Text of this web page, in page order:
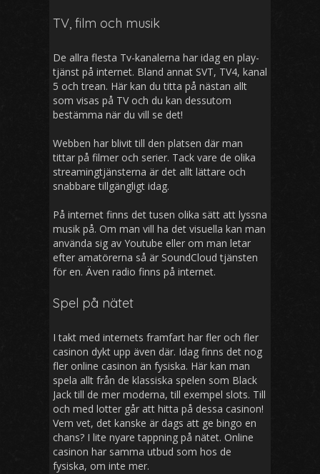
TV, film och musik
De allra flesta Tv-kanalerna har idag en play-
tjänst på internet. Bland annat SVT, TV4, kanal
5 och trean. Här kan du titta på nästan allt
som visas på TV och du kan dessutom
bestämma när du vill se det!
Webben har blivit till den platsen där man
tittar på filmer och serier. Tack vare de olika
streamingtjänsterna är det allt lättare och
snabbare tillgängligt idag.
På internet finns det tusen olika sätt att lyssna
musik på. Om man vill ha det visuella kan man
använda sig av Youtube eller om man letar
efter amatörerna så är SoundCloud tjänsten
för en. Även radio finns på internet.
Spel på nätet
I takt med internets framfart har fler och fler
casinon dykt upp även där. Idag finns det nog
fler online casinon än fysiska. Här kan man
spela allt från de klassiska spelen som Black
Jack till de mer moderna, till exempel slots. Till
och med lotter går att hitta på dessa casinon!
Vem vet, det kanske är dags att ge bingo en
chans? I lite nyare tappning på nätet. Online
casinon har samma utbud som hos de
fysiska, om inte mer.